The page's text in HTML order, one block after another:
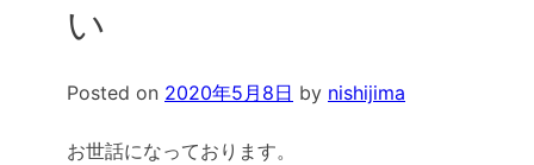
い
Posted on 2020年5月8日 by nishijima
お世話になっております。